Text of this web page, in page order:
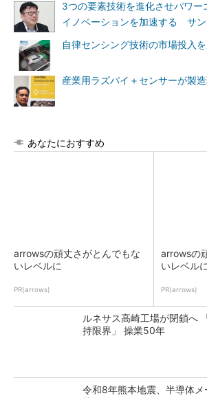
3つの要素技術を進化させパワー
イノベーションを加速する サ
自律センシング技術の市場投入
産業用ラズパイ＋センサーが製
あなたにおすすめ
arrowsの頑丈さがとんでもな
いレベルに
PR(arrows)
arrowsの
いレベルに
PR(arrows)
ルネサス高崎工場が閉鎖へ
持限界」 操業50年
令和8年熊本地震、半導体